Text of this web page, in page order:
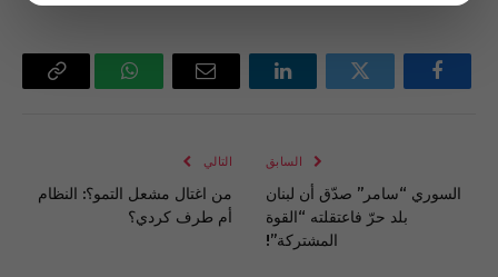
فيسبوك تويتر لينكدإن
البريد
واتساب Copy
السابق
السوري “سامر” صدّق أن لبنان
بلد حرّ فاعتقلته “القوة
المشتركة”!
التالي
من اغتال مشعل التمو؟: النظام
أم طرف كردي؟